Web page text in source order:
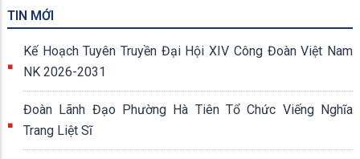
TIN MỚI
Kế Hoạch Tuyên Truyền Đại Hội XIV Công Đoàn Việt Nam
NK 2026-2031
Đoàn Lãnh Đạo Phường Hà Tiên Tổ Chức Viếng Nghĩa
Trang Liệt Sĩ